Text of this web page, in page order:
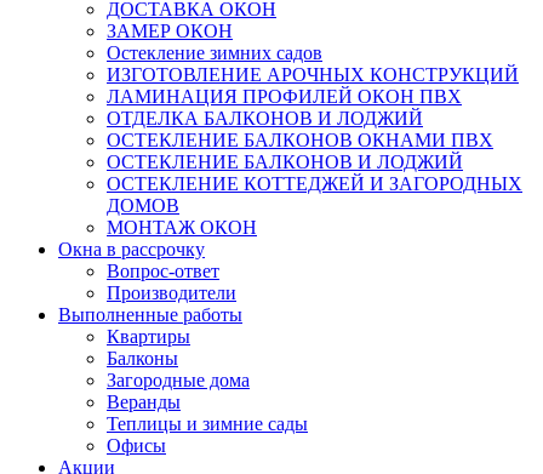
ДОСТАВКА ОКОН
ЗАМЕР ОКОН
Остекление зимних садов
ИЗГОТОВЛЕНИЕ АРОЧНЫХ КОНСТРУКЦИЙ
ЛАМИНАЦИЯ ПРОФИЛЕЙ ОКОН ПВХ
ОТДЕЛКА БАЛКОНОВ И ЛОДЖИЙ
ОСТЕКЛЕНИЕ БАЛКОНОВ ОКНАМИ ПВХ
ОСТЕКЛЕНИЕ БАЛКОНОВ И ЛОДЖИЙ
ОСТЕКЛЕНИЕ КОТТЕДЖЕЙ И ЗАГОРОДНЫХ
ДОМОВ
МОНТАЖ ОКОН
Окна в рассрочку
Вопрос-ответ
Производители
Выполненные работы
Квартиры
Балконы
Загородные дома
Веранды
Теплицы и зимние сады
Офисы
Акции